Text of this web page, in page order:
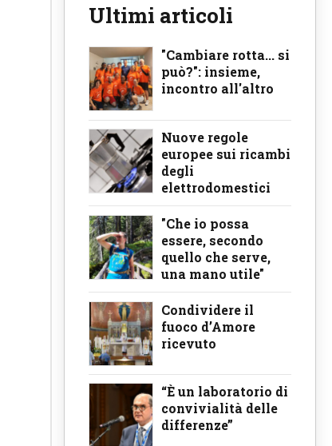
Ultimi articoli
"Cambiare rotta... si
può?": insieme,
incontro all'altro
Nuove regole
europee sui ricambi
degli
elettrodomestici
"Che io possa
essere, secondo
quello che serve,
una mano utile"
Condividere il
fuoco d’Amore
ricevuto
“È un laboratorio di
convivialità delle
differenze”